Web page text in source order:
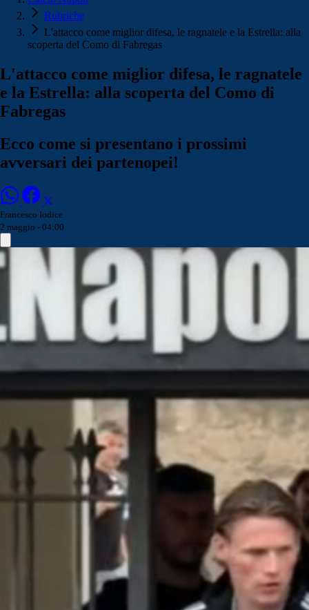
Rubriche
L'attacco come miglior difesa, le ragnatele e la Estrella: alla
scoperta del Como di Fabregas
L'attacco come miglior difesa, le ragnatele
e la Estrella: alla scoperta del Como di
Fabregas
Ecco come si presentano i prossimi
avversari dei partenopei!
Francesco Iodice
2 maggio - 04:00